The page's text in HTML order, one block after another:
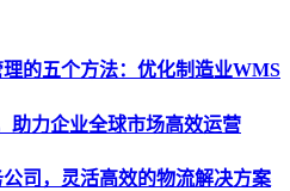
的五个方法：优化制造业WMS
助力企业全球市场高效运营
司，灵活高效的物流解决方案